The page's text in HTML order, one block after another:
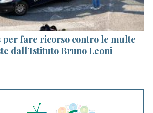
per fare ricorso contro le multe
dall’Istituto Bruno Leoni